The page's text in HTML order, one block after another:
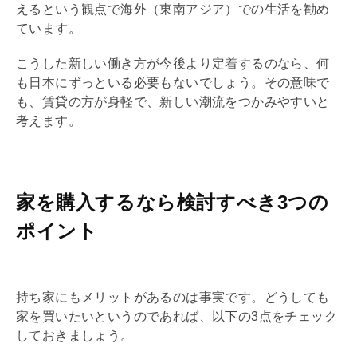
えるという観点で海外（東南アジア）での生活を勧め
ています。
こうした新しい働き方が今後より定着するのなら、何
も日本にずっといる必要もないでしょう。その意味で
も、賃貸の方が身軽で、新しい潮流をつかみやすいと
考えます。
家を購入するなら検討すべき3つの
ポイント
持ち家にもメリットがあるのは事実です。どうしても
家を買いたいというのであれば、以下の3点をチェック
しておきましょう。